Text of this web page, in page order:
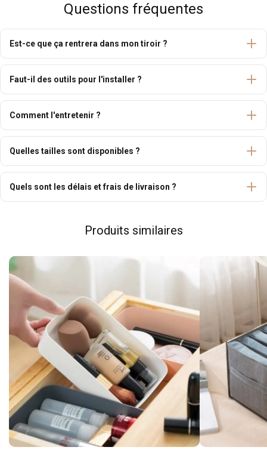
Questions fréquentes
Est-ce que ça rentrera dans mon tiroir ?
Faut-il des outils pour l'installer ?
Comment l'entretenir ?
Quelles tailles sont disponibles ?
Quels sont les délais et frais de livraison ?
Produits similaires